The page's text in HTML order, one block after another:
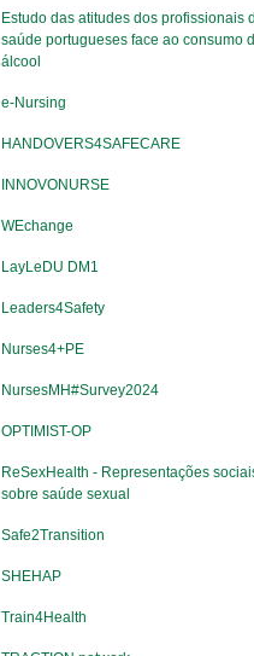
Estudo das atitudes dos profissionais
saúde portugueses face ao consumo
álcool
e-Nursing
HANDOVERS4SAFECARE
INNOVONURSE
WEchange
LayLeDU DM1
Leaders4Safety
Nurses4+PE
NursesMH#Survey2024
OPTIMIST-OP
ReSexHealth - Representações
sobre saúde sexual
Safe2Transition
SHEHAP
Train4Health